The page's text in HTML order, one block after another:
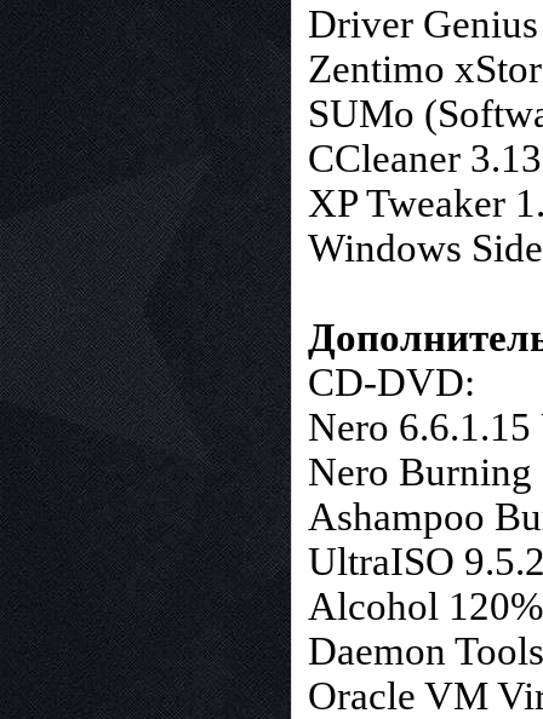
Driver
Zentimo
SUMo
CCleaner
XP Tweaker
Windows
CD-DVD:
Nero
Nero Burning
Ashampoo
UltraISO
Alcohol
Daemon
Oracle VM